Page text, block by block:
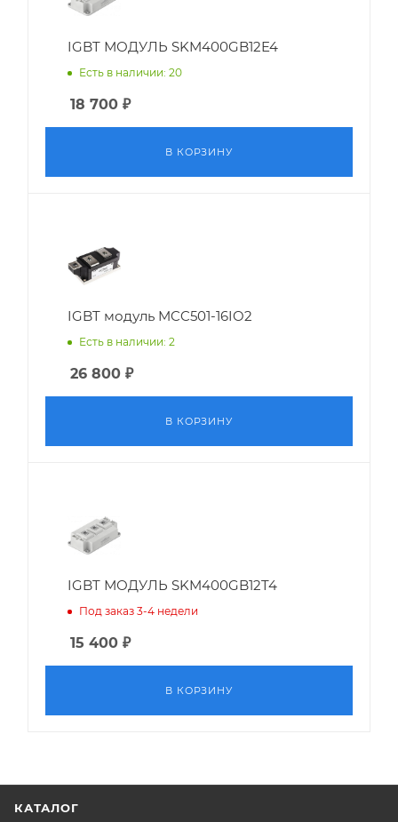
IGBT МОДУЛЬ SKM400GB12E4
Есть в наличии: 20
18 700 ₽
В КОРЗИНУ
IGBT модуль MCC501-16IO2
Есть в наличии: 2
26 800 ₽
В КОРЗИНУ
IGBT МОДУЛЬ SKM400GB12T4
Под заказ 3-4 недели
15 400 ₽
В КОРЗИНУ
КАТАЛОГ